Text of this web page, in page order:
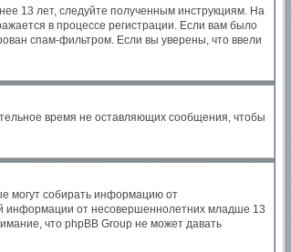
13 лет, следуйте полученным инструкциям. На
в процессе регистрации. Если вам было
спам-фильтром. Если вы уверены, что ввели
время не оставляющих сообщения, чтобы
могут собирать информацию от
информации от несовершеннолетних младше 13
что phpBB Group не может давать